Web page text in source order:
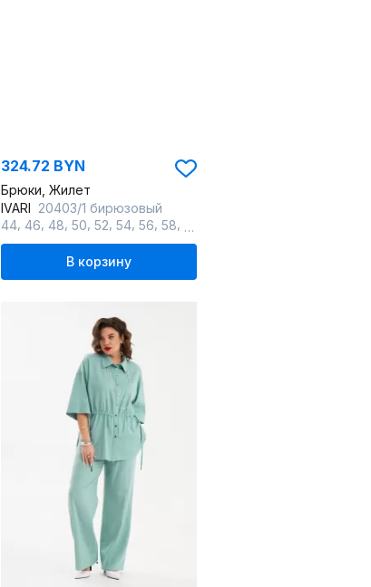
324.72 BYN
Брюки, Жилет
IVARI 20403/1 бирюзовый
44 46 48 50 52 54 56 58
В корзину